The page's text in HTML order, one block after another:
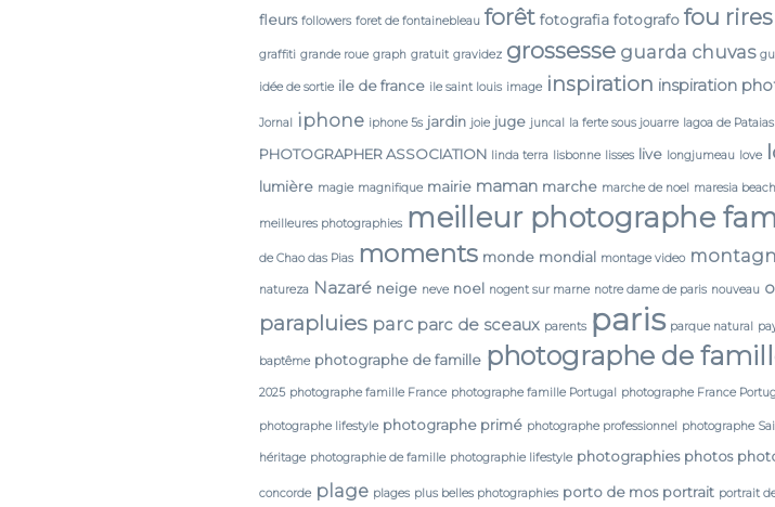
fleurs followers foret de fontainebleau forêt fotografia fotografo fou rires
graffiti grande roue graph gratuit gravidez grossesse guarda chuvas
idée de sortie ile de france ile saint louis image inspiration inspiration
Jornal iphone iphone 5s jardin joie juge juncal la ferte sous jouarre lagoa de Pataias
PHOTOGRAPHER ASSOCIATION linda terra lisbonne lisses live longjumeau love
lumière magie magnifique mairie maman marche marche de noel maresia
meilleures photographies meilleur photographe
de Chao das Pias moments monde mondial montage video
natureza Nazaré neige neve noel nogent sur marne notre dame de paris nouveau
parapluies parc parc de sceaux parents paris parque natural
baptême photographe de famille photographe de
2025 photographe famille France photographe famille Portugal photographe France
photographe lifestyle photographe primé photographe professionnel photographe
héritage photographie de famille photographie lifestyle photographies photos
concorde plage plages plus belles photographies porto de mos portrait portrait